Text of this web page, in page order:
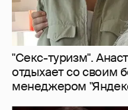
"Секс-туризм".
отдыхает со своим
менеджером